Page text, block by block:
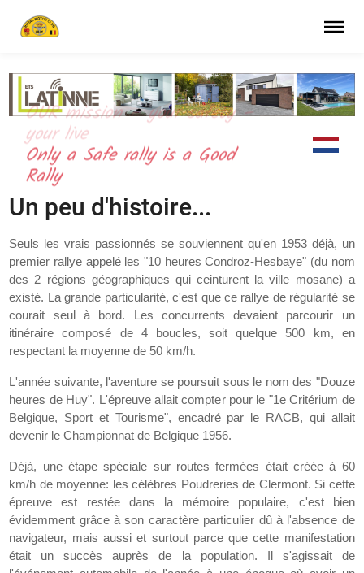
Only a Safe rally is a Good
Rally
OUR mission – your safety –
your live
Un peu d'histoire...
Seuls les vrais passionnés se souviennent qu'en 1953 déjà, un
premier rallye appelé les "10 heures Condroz-Hesbaye" (du nom
des 2 régions géographiques qui ceinturent la ville mosane) a
existé. La grande particularité, c'est que ce rallye de régularité se
courait seul à bord. Les concurrents devaient parcourir un
itinéraire composé de 4 boucles, soit quelque 500 km, en
respectant la moyenne de 50 km/h.
L'année suivante, l'aventure se poursuit sous le nom des "Douze
heures de Huy". L'épreuve allait compter pour le "1e Critérium de
Belgique, Sport et Tourisme", encadré par le RACB, qui allait
devenir le Championnat de Belgique 1956.
Déjà, une étape spéciale sur routes fermées était créée à 60
km/h de moyenne: les célèbres Poudreries de Clermont. Si cette
épreuve est restée dans la mémoire populaire, c'est bien
évidemment grâce à son caractère particulier dû à l'absence de
navigateur, mais aussi et surtout parce que cette manifestation
était un succès auprès de la population. Il s'agissait de